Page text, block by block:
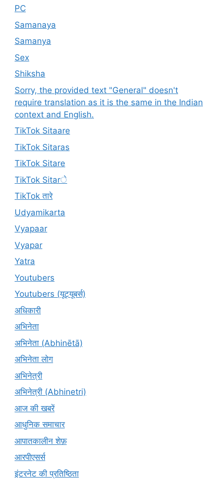
PC
Samanaya
Samanya
Sex
Shiksha
Sorry, the provided text "General" doesn't
require translation as it is the same in the Indian
context and English.
TikTok Sitaare
TikTok Sitaras
TikTok Sitare
TikTok Sitarे
TikTok तारे
Udyamikarta
Vyapaar
Vyapar
Yatra
Youtubers
Youtubers (यूट्यूबर्स)
अधिकारी
अभिनेता
अभिनेता (Abhinētā)
अभिनेता लोग
अभिनेत्री
अभिनेत्री (Abhinetri)
आज की खबरें
आधुनिक समाचार
आपातकालीन शेफ़
आरपीएसर्स
इंटरनेट की प्रतिष्ठिता